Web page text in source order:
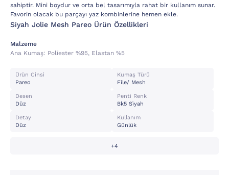
sahiptir. Mini boydur ve orta bel tasarımıyla rahat bir kullanım sunar.
Favorin olacak bu parçayı yaz kombinlerine hemen ekle.
Si̇yah Jolie Mesh Pareo Ürün Özellikleri
Malzeme
Ana Kumaş: Poli̇ester %95, Elastan %5
Ürün Cinsi
Pareo
Kumaş Türü
File/ Mesh
Desen
Düz
Penti Renk
Bk5 Si̇yah
Detay
Düz
Kullanım
Günlük
+4